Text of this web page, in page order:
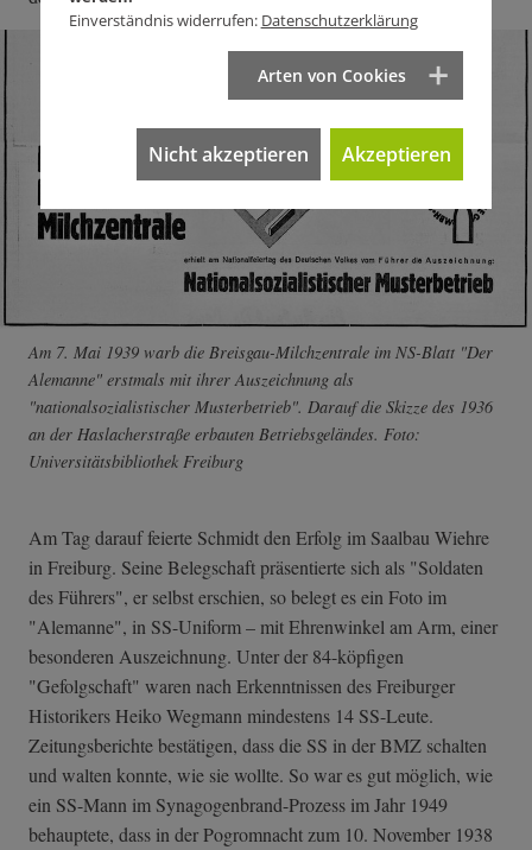
Am 7. Mai 1939 warb die Breisgau-Milchzentrale im NS-Blatt "Der
Alemanne" erstmals mit ihrer Auszeichnung als
"nationalsozialistischer Musterbetrieb". Darauf die Skizze des 1936
an der Haslacherstraße erbauten Betriebsgeländes. Foto:
Universitätsbibliothek Freiburg
Am Tag darauf feierte Schmidt den Erfolg im Saalbau Wiehre
in Freiburg. Seine Belegschaft präsentierte sich als "Soldaten
des Führers", er selbst erschien, so belegt es ein Foto im
"Alemanne", in SS-Uniform – mit Ehrenwinkel am Arm, einer
besonderen Auszeichnung. Unter der 84-köpfigen
"Gefolgschaft" waren nach Erkenntnissen des Freiburger
Historikers Heiko Wegmann mindestens 14 SS-Leute.
Zeitungsberichte bestätigen, dass die SS in der BMZ schalten
und walten konnte, wie sie wollte. So war es gut möglich, wie
ein SS-Mann im Synagogenbrand-Prozess im Jahr 1949
behauptete, dass in der Pogromnacht zum 10. November 1938
Einverständnis widerrufen: Datenschutzerklärung
Arten von Cookies
Nicht akzeptieren Akzeptieren